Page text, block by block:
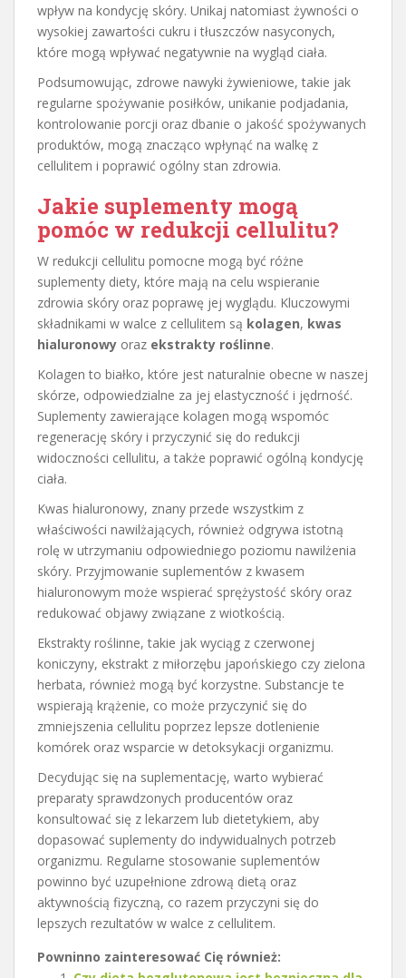
wpływ na kondycję skóry. Unikaj natomiast żywności o
wysokiej zawartości cukru i tłuszczów nasyconych,
które mogą wpływać negatywnie na wygląd ciała.
Podsumowując, zdrowe nawyki żywieniowe, takie jak
regularne spożywanie posiłków, unikanie podjadania,
kontrolowanie porcji oraz dbanie o jakość spożywanych
produktów, mogą znacząco wpłynąć na walkę z
cellulitem i poprawić ogólny stan zdrowia.
Jakie suplementy mogą
pomóc w redukcji cellulitu?
W redukcji cellulitu pomocne mogą być różne
suplementy diety, które mają na celu wspieranie
zdrowia skóry oraz poprawę jej wyglądu. Kluczowymi
składnikami w walce z cellulitem są kolagen, kwas
hialuronowy oraz ekstrakty roślinne.
Kolagen to białko, które jest naturalnie obecne w naszej
skórze, odpowiedzialne za jej elastyczność i jędrność.
Suplementy zawierające kolagen mogą wspomóc
regenerację skóry i przyczynić się do redukcji
widoczności cellulitu, a także poprawić ogólną kondycję
ciała.
Kwas hialuronowy, znany przede wszystkim z
właściwości nawilżających, również odgrywa istotną
rolę w utrzymaniu odpowiedniego poziomu nawilżenia
skóry. Przyjmowanie suplementów z kwasem
hialuronowym może wspierać sprężystość skóry oraz
redukować objawy związane z wiotkością.
Ekstrakty roślinne, takie jak wyciąg z czerwonej
koniczyny, ekstrakt z miłorzębu japońskiego czy zielona
herbata, również mogą być korzystne. Substancje te
wspierają krążenie, co może przyczynić się do
zmniejszenia cellulitu poprzez lepsze dotlenienie
komórek oraz wsparcie w detoksykacji organizmu.
Decydując się na suplementację, warto wybierać
preparaty sprawdzonych producentów oraz
konsultować się z lekarzem lub dietetykiem, aby
dopasować suplementy do indywidualnych potrzeb
organizmu. Regularne stosowanie suplementów
powinno być uzupełnione zdrową dietą oraz
aktywnością fizyczną, co razem przyczyni się do
lepszych rezultatów w walce z cellulitem.
Powninno zainteresować Cię również: